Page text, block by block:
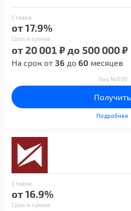
Ставка
от 17.9%
Срок и сумма
от 20 001 ₽ до 500 000 ₽
На срок от 36 до 60 месяцев
Лиц №650
Получить
Подробнее
Ставка
от 16.9%
Срок и сумма